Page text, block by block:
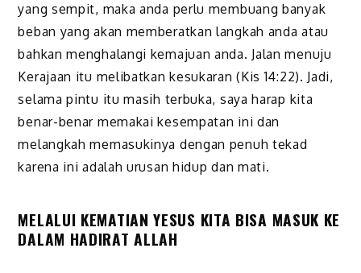
yang sempit, maka anda perlu membuang banyak
beban yang akan memberatkan langkah anda atau
bahkan menghalangi kemajuan anda. Jalan menuju
Kerajaan itu melibatkan kesukaran (Kis 14:22). Jadi,
selama pintu itu masih terbuka, saya harap kita
benar-benar memakai kesempatan ini dan
melangkah memasukinya dengan penuh tekad
karena ini adalah urusan hidup dan mati.
MELALUI KEMATIAN YESUS KITA BISA MASUK KE
DALAM HADIRAT ALLAH